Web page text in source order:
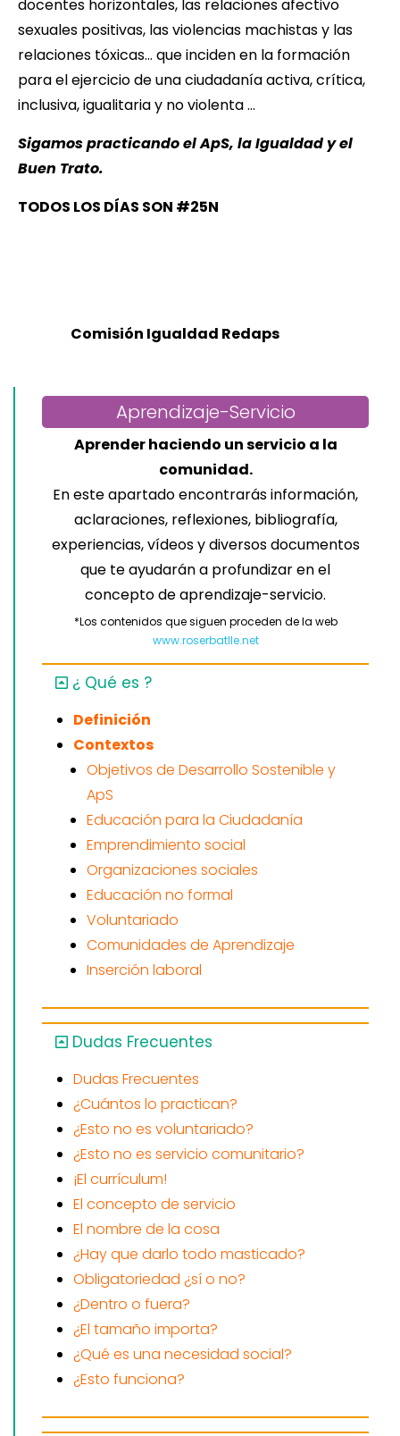
docentes horizontales, las relaciones afectivo
sexuales positivas, las violencias machistas y las
relaciones tóxicas… que inciden en la formación
para el ejercicio de una ciudadanía activa, crítica,
inclusiva, igualitaria y no violenta …
Sigamos practicando el ApS, la Igualdad y el
Buen Trato.
TODOS LOS DÍAS SON #25N
Comisión Igualdad Redaps
Aprendizaje-Servicio
Aprender haciendo un servicio a la
comunidad.
En este apartado encontrarás información,
aclaraciones, reflexiones, bibliografía,
experiencias, vídeos y diversos documentos
que te ayudarán a profundizar en el
concepto de aprendizaje-servicio.
*Los contenidos que siguen proceden de la web
www.roserbatlle.net
¿ Qué es ?
Definición
Contextos
Objetivos de Desarrollo Sostenible y
ApS
Educación para la Ciudadanía
Emprendimiento social
Organizaciones sociales
Educación no formal
Voluntariado
Comunidades de Aprendizaje
Inserción laboral
Dudas Frecuentes
Dudas Frecuentes
¿Cuántos lo practican?
¿Esto no es voluntariado?
¿Esto no es servicio comunitario?
¡El currículum!
El concepto de servicio
El nombre de la cosa
¿Hay que darlo todo masticado?
Obligatoriedad ¿sí o no?
¿Dentro o fuera?
¿El tamaño importa?
¿Qué es una necesidad social?
¿Esto funciona?